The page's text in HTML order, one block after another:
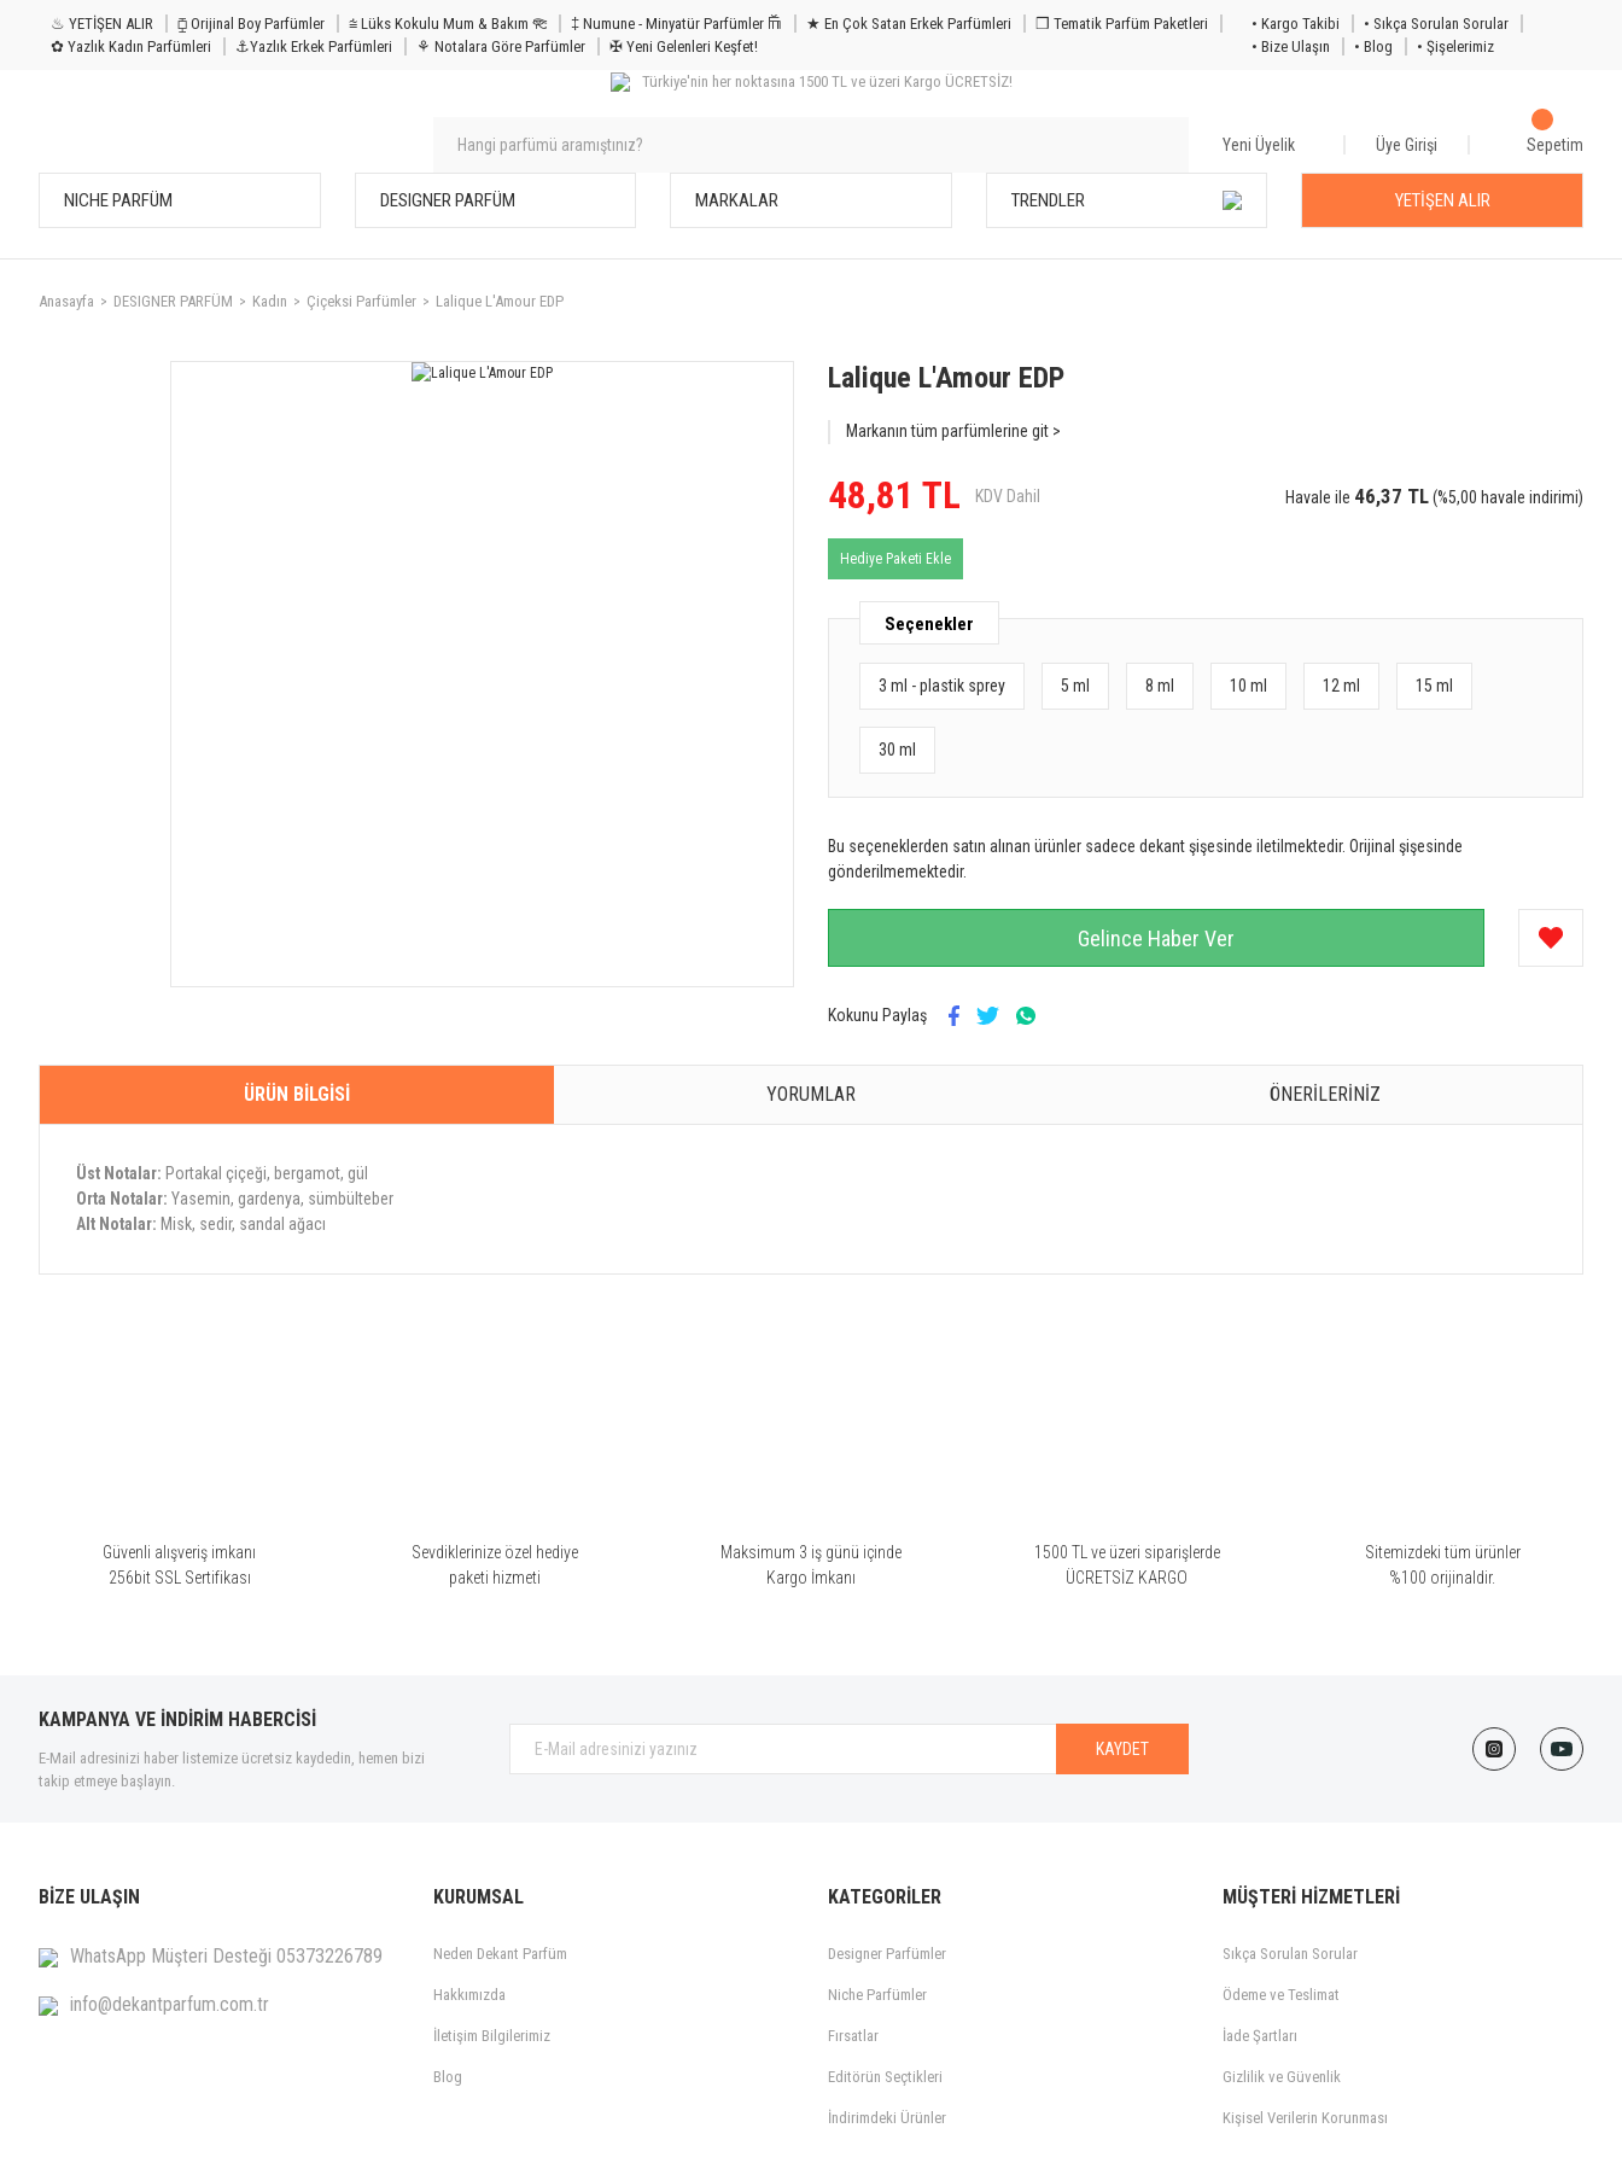
♨ YETİŞEN ALIR ⧮ Orijinal Boy Parfümler ⩭ Lüks Kokulu Mum & Bakım 𐦝 ‡ Numune - Minyatür Parfümler 𐙏 ★ En Çok Satan Erkek Parfümleri
❒ Tematik Parfüm Paketleri
✿ Yazlık Kadın Parfümleri
⚓Yazlık Erkek Parfümleri ⚘ Notalara Göre Parfümler ✠ Yeni Gelenleri Keşfet!
• Kargo Takibi
• Sıkça Sorulan Sorular
• Bize Ulaşın
• Blog
• Şişelerimiz
Türkiye'nin her noktasına 1500 TL ve üzeri Kargo ÜCRETSİZ!
Yeni Üyelik Üye Girişi Sepetim
NICHE PARFÜM DESIGNER PARFÜM MARKALAR TRENDLER YETİŞEN ALIR
Anasayfa DESIGNER PARFÜM Kadın Çiçeksi Parfümler Lalique L'Amour EDP
Lalique L'Amour EDP
Markanın tüm parfümlerine git >
48,81 TL KDV Dahil Havale ile 46,37 TL(%5,00 havale indirimi)
Hediye Paketi Ekle
Seçenekler
3 ml - plastik sprey 5 ml 8 ml 10 ml 12 ml 15 ml
30 ml
Bu seçeneklerden satın alınan ürünler sadece dekant şişesinde iletilmektedir. Orijinal şişesinde
gönderilmemektedir.
Gelince Haber Ver
Kokunu Paylaş
ÜRÜN BILGISI YORUMLAR ÖNERILERINIZ
Üst Notalar: Portakal çiçeği, bergamot, gül
Orta Notalar: Yasemin, gardenya, sümbülteber
Alt Notalar: Misk, sedir, sandal ağacı
Güvenli alışveriş imkanı
256bit SSL Sertifikası
Sevdiklerinize özel hediye
paketi hizmeti
Maksimum 3 iş günü içinde
Kargo İmkanı
1500 TL ve üzeri siparişlerde
ÜCRETSİZ KARGO
Sitemizdeki tüm ürünler
%100 orijinaldir.
KAMPANYA VE İNDİRİM HABERCİSİ
E-Mail adresinizi haber listemize ücretsiz kaydedin, hemen bizi
takip etmeye başlayın.
KAYDET
BİZE ULAŞIN
WhatsApp Müşteri Desteği 05373226789
info@dekantparfum.com.tr
KURUMSAL
Neden Dekant Parfüm
Hakkımızda
İletişim Bilgilerimiz
Blog
KATEGORİLER
Designer Parfümler
Niche Parfümler
Fırsatlar
Editörün Seçtikleri
İndirimdeki Ürünler
MÜŞTERİ HİZMETLERİ
Sıkça Sorulan Sorular
Ödeme ve Teslimat
İade Şartları
Gizlilik ve Güvenlik
Kişisel Verilerin Korunması